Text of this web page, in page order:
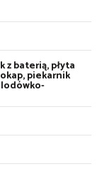
z baterią, płyta
piekarnik